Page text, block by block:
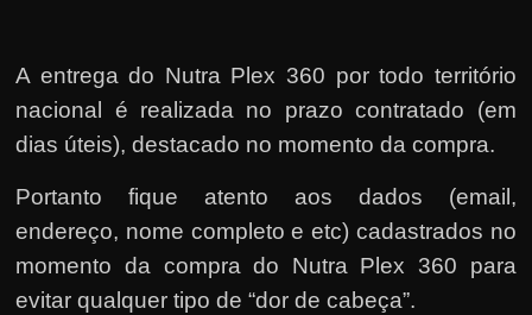
A entrega do Nutra Plex 360 por todo território
nacional é realizada no prazo contratado (em
dias úteis), destacado no momento da compra.
Portanto fique atento aos dados (email,
endereço, nome completo e etc) cadastrados no
momento da compra do Nutra Plex 360 para
evitar qualquer tipo de “dor de cabeça”.